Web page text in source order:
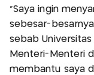
"Saya ingin
sebesar-
sebab
Menteri-Menteri
membantu saya